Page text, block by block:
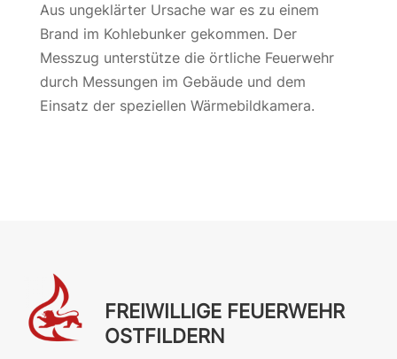
Aus ungeklärter Ursache war es zu einem
Brand im Kohlebunker gekommen. Der
Messzug unterstütze die örtliche Feuerwehr
durch Messungen im Gebäude und dem
Einsatz der speziellen Wärmebildkamera.
FREIWILLIGE FEUERWEHR
OSTFILDERN